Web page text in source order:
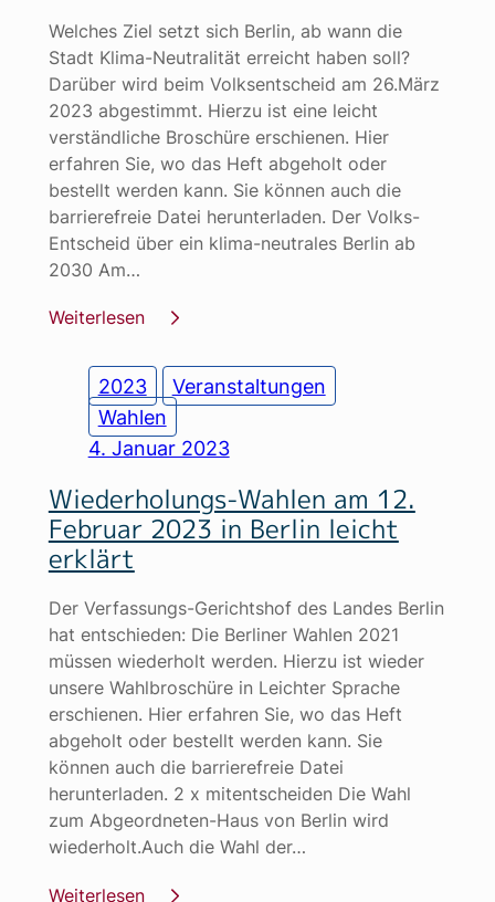
Welches Ziel setzt sich Berlin, ab wann die
Stadt Klima-Neutralität erreicht haben soll?
Darüber wird beim Volksentscheid am 26.März
2023 abgestimmt. Hierzu ist eine leicht
verständliche Broschüre erschienen. Hier
erfahren Sie, wo das Heft abgeholt oder
bestellt werden kann. Sie können auch die
barrierefreie Datei herunterladen. Der Volks-
Entscheid über ein klima-neutrales Berlin ab
2030 Am…
Weiterlesen
2023
Veranstaltungen
Wahlen
4. Januar 2023
Wiederholungs-Wahlen am 12.
Februar 2023 in Berlin leicht
erklärt
Der Verfassungs-Gerichtshof des Landes Berlin
hat entschieden: Die Berliner Wahlen 2021
müssen wiederholt werden. Hierzu ist wieder
unsere Wahlbroschüre in Leichter Sprache
erschienen. Hier erfahren Sie, wo das Heft
abgeholt oder bestellt werden kann. Sie
können auch die barrierefreie Datei
herunterladen. 2 x mitentscheiden Die Wahl
zum Abgeordneten-Haus von Berlin wird
wiederholt.Auch die Wahl der…
Weiterlesen